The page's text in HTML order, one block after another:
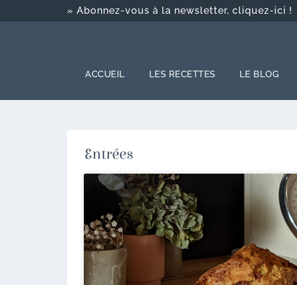
» Abonnez-vous à la newsletter, cliquez-ici !
ACCUEIL LES RECETTES LE BLOG
Entrées